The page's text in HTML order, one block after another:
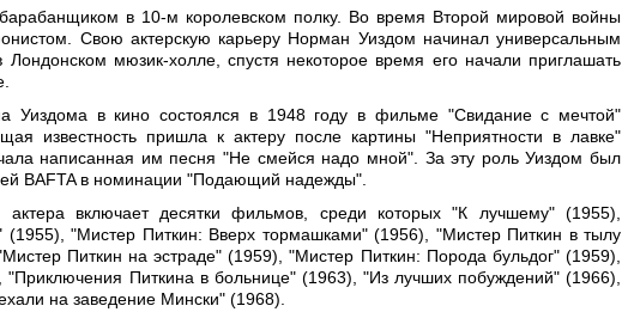
в 10-м королевском полку. Во время Второй мировой войны
Свою актерскую карьеру Норман Уиздом начинал универсальным
Лондонском мюзик-холле, спустя некоторое время его начали приглашать
Уиздома в кино состоялся в 1948 году в фильме "Свидание с мечтой"
известность пришла к актеру после картины "Неприятности в лавке"
написанная им песня "Не смейся надо мной". За эту роль Уиздом был
BAFTA в номинации "Подающий надежды".
актера включает десятки фильмов, среди которых "К лучшему" (1955),
"Мистер Питкин: Вверх тормашками" (1956), "Мистер Питкин в тылу
Питкин на эстраде" (1959), "Мистер Питкин: Порода бульдог" (1959),
"Приключения Питкина в больнице" (1963), "Из лучших побуждений" (1966),
на заведение Мински" (1968).